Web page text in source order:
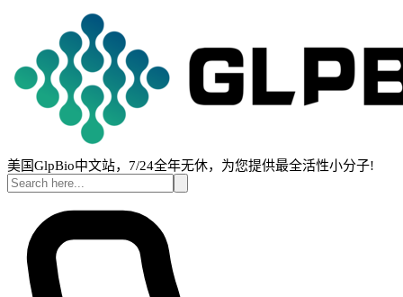
美国GlpBio中文站，7/24全年无休，为您提供最全活性小分子!